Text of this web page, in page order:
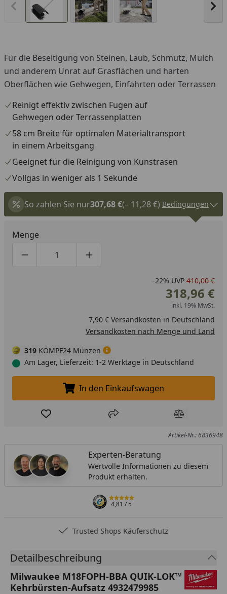
Vorheriges Bild anzeigen
Für die Beseitigung von Steinen, Laub, Schmutz, Mulch
und anderem Unrat auf Grasflächen und harten
Oberflächen wie Gehwegen, Einfahrten oder Terrassen
Reinigt effektiv zwischen Fugen auf
Gehwegen oder Terrassenplatten
58 cm Breite für optimalen Materialtransport
in einem Arbeitsgang
Geeignet für die Reinigung von Kunstrasen
Vollgas in weniger als 1 Sekunde
So zahlen Sie nur307,68 €(– 11,28 €) Bedingungen
Menge
Produktmenge um eins verringern
Produktmenge manuell eingeben
Produktmenge um eins erhöhen
-22% UVP 410,00 €
318,96 €
inkl. 19% MwSt.
7,90 € Versandkosten in Deutschland
Versandkosten nach Menge und Land
319 KÖMPF24 Münzen
Am Lager, Lieferzeit: 1-2 Werktage in Deutschland
In den Einkaufswagen legen
In den Einkaufswagen
Produkt zur Wunschliste hinzufügen
Teilen Produkt
Artikel-Nr.: 6836948
Experten-Beratung
Wertvolle Informationen zu diesem
Produkt erhalten.
4,81/ 5
Trusted Shops Käuferschutz
Detailbeschreibung
Milwaukee M18FOPH-BBA QUIK-LOK™
Kehrbürsten-Aufsatz 4932479985